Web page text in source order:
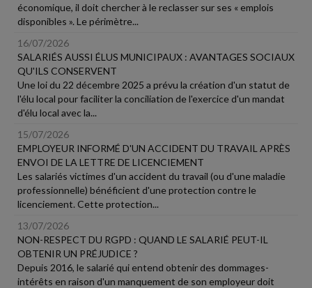
économique, il doit chercher à le reclasser sur ses « emplois
disponibles ». Le périmètre...
16/07/2026
SALARIÉS AUSSI ÉLUS MUNICIPAUX : AVANTAGES SOCIAUX
QU'ILS CONSERVENT
Une loi du 22 décembre 2025 a prévu la création d'un statut de
l'élu local pour faciliter la conciliation de l'exercice d'un mandat
d'élu local avec la...
15/07/2026
EMPLOYEUR INFORMÉ D'UN ACCIDENT DU TRAVAIL APRÈS
ENVOI DE LA LETTRE DE LICENCIEMENT
Les salariés victimes d'un accident du travail (ou d'une maladie
professionnelle) bénéficient d'une protection contre le
licenciement. Cette protection...
13/07/2026
NON-RESPECT DU RGPD : QUAND LE SALARIÉ PEUT-IL
OBTENIR UN PRÉJUDICE ?
Depuis 2016, le salarié qui entend obtenir des dommages-
intérêts en raison d'un manquement de son employeur doit